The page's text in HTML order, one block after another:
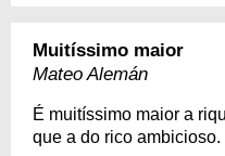
Muitíssimo maior
Mateo Alemán
É muitíssimo maior a
que a do rico ambicioso.